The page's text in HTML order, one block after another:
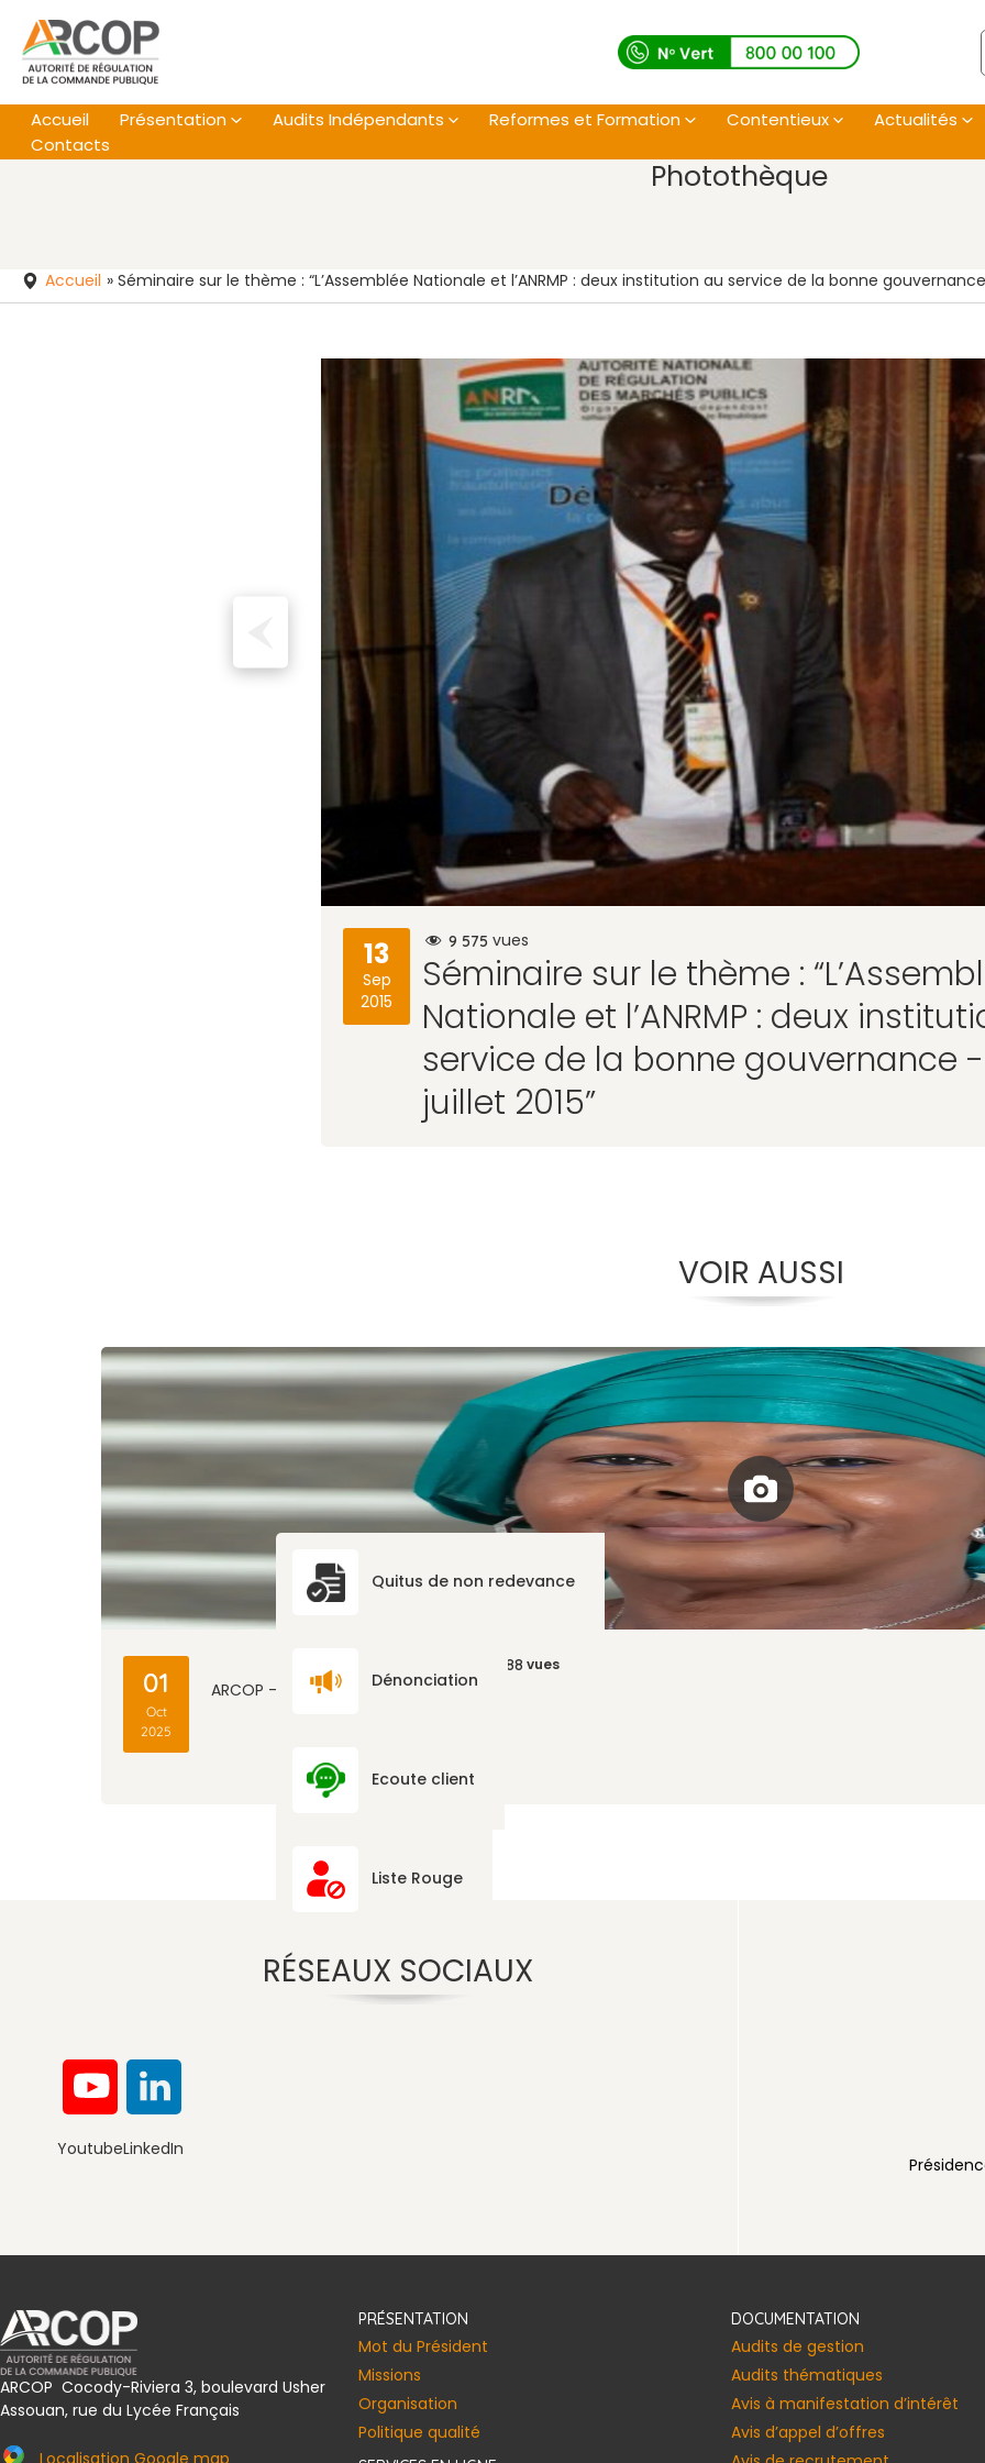
contenu
Accueil Présentation Audits Indépendants Reformes et Formation Contentieux
Actualités
Contacts
Photothèque
Accueil » Séminaire sur le thème : “L’Assemblée Nationale et l’ANRMP : deux institution au service de la bonne
13
Sep
2015
9 575 vues
Séminaire sur le thème :
Nationale et l’ANRMP : deux
service de la bonne gouvernance -
juillet 2015”
VOIR AUSSI
3 088 vues
ARCOP – LE CONSEIL
01
Oct
2025
RÉSEAUX SOCIAUX
YoutubeLinkedIn
ARCOP Cocody-Riviera 3, boulevard Usher
Assouan, rue du Lycée Français
PRÉSENTATION
Mot du Président
Missions
Organisation
Politique qualité
DOCUMENTATION
Audits de gestion
Audits thématiques
Avis à manifestation d’intérêt
Avis d’appel d’offres
Quitus de non redevance
Dénonciation
Ecoute client
Liste Rouge